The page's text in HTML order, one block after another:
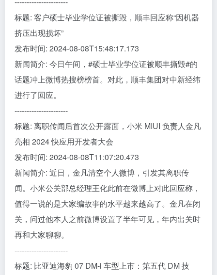
标题: 客户硕士毕业学位证被撕毁，顺丰回应称“因机器
挤压出现损坏”
发布时间: 2024-08-08T15:48:17.173
新闻简介: 今日午间，#硕士毕业学位证被顺丰撕毁#的
话题冲上微博热搜榜榜首。对此，顺丰集团对中新经纬
进行了回应。
----------------------
标题: 离职传闻后首次公开露面，小米 MIUI 负责人金凡
亮相 2024 快应用开发者大会
发布时间: 2024-08-08T11:07:20.473
新闻简介: 近日，金凡清空个人微博，引发其离职传
闻。小米公关部总经理王化此前在微博上对此回应称，
值得一说的是大家编故事的水平越来越高了。金凡在闭
关，问过他本人之前微博设置了半年可见，年内出关时
再和大家聊聊。
----------------------
标题: 比亚迪海豹 07 DM-i 车型上市：第五代 DM 技